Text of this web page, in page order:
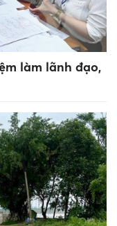
làm lãnh đạo,